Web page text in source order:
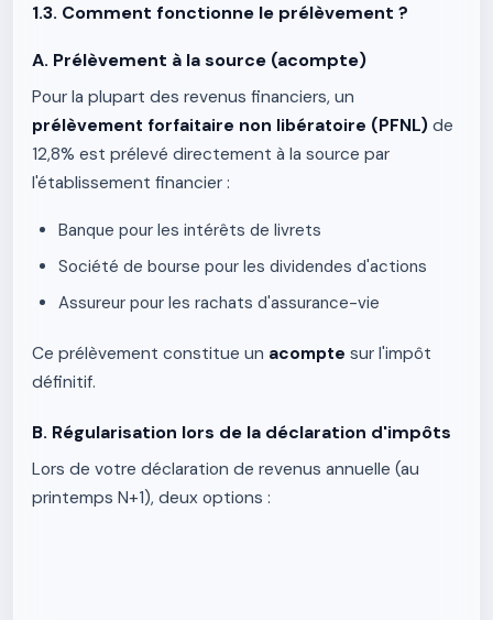
1.3. Comment fonctionne le prélèvement ?
A. Prélèvement à la source (acompte)
Pour la plupart des revenus financiers, un
prélèvement forfaitaire non libératoire (PFNL) de
12,8% est prélevé directement à la source par
l'établissement financier :
Banque pour les intérêts de livrets
Société de bourse pour les dividendes d'actions
Assureur pour les rachats d'assurance-vie
Ce prélèvement constitue un acompte sur l'impôt
définitif.
B. Régularisation lors de la déclaration d'impôts
Lors de votre déclaration de revenus annuelle (au
printemps N+1), deux options :